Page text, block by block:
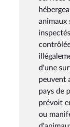
animaux
d'une
peuvent
pays de
prévoit
ou